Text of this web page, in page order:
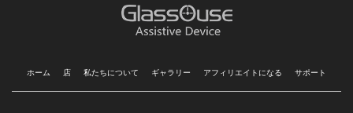
ホーム 店 私たちについて ギャラリー アフィリエイトになる サポート